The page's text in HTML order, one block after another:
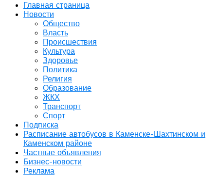
Главная страница
Новости
Общество
Власть
Происшествия
Культура
Здоровье
Политика
Религия
Образование
ЖКХ
Транспорт
Спорт
Подписка
Расписание автобусов в Каменске-Шахтинском и
Каменском районе
Частные объявления
Бизнес-новости
Реклама